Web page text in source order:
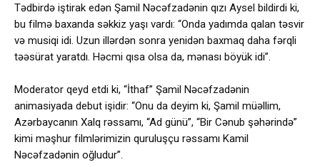
Tədbirdə iştirak edən Şamil Nəcəfzadənin qızı Aysel bildirdi ki,
bu filmə baxanda səkkiz yaşı vardı: “Onda yadımda qalan təsvir
və musiqi idi. Uzun illərdən sonra yenidən baxmaq daha fərqli
təəsürat yaratdı. Həcmi qısa olsa da, mənası böyük idi”.
Moderator qeyd etdi ki, “İthaf” Şamil Nəcəfzadənin
animasiyada debut işidir: “Onu da deyim ki, Şamil müəllim,
Azərbaycanın Xalq rəssamı, “Ad günü”, “Bir Cənub şəhərində”
kimi məşhur filmlərimizin quruluşçu rəssamı Kamil
Nəcəfzadənin oğludur”.